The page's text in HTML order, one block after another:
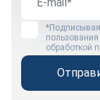
пользования
обработкой